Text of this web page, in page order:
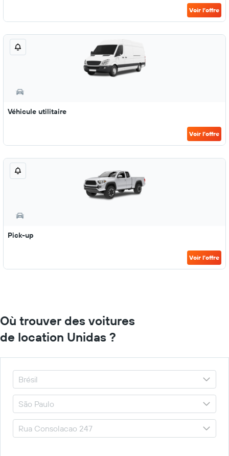
Voir l’offre
Véhicule utilitaire
Voir l’offre
Pick-up
Voir l’offre
Où trouver des voitures
de location Unidas ?